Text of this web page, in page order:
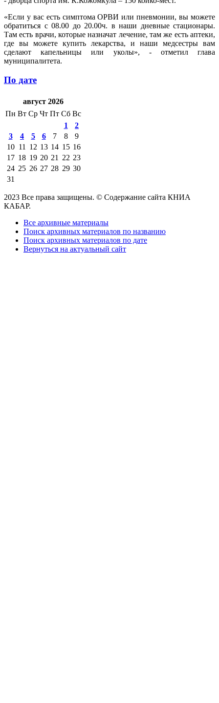
«Если у вас есть симптома ОРВИ или пневмонии, вы можете
обратиться с 08.00 до 20.00ч. в наши дневные стационары.
Там есть врачи, которые назначат лечение, там же есть аптеки,
где вы можете купить лекарства, и наши медсестры вам
сделают капельницы или уколы», - отметил глава
муниципалитета.
По дате
август 2026
Пн Вт Ср Чт Пт Сб Вс
1
2
3
4 5 6 7 8
9
10 11 12 13 14 15 16
17 18 19 20 21 22 23
24 25 26 27 28 29 30
31
2023 Все права защищены. © Содержание сайта КНИА
КАБАР.
Все архивные материалы
Поиск архивных материалов по названию
Поиск архивных материалов по дате
Вернуться на актуальный сайт